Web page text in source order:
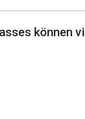
können